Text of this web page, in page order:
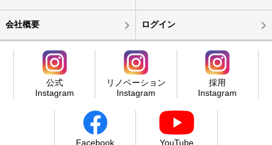
会社概要 ログイン
公式
Instagram
リノベーション
Instagram
採用
Instagram
Facebook YouTube